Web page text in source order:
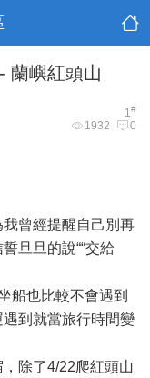
蘭嶼紅頭山
1#
1932 0
曾經提醒自己別再
旦旦的說““交給
船也比較不會遇到
到就當旅行時間變
除了4/22爬紅頭山